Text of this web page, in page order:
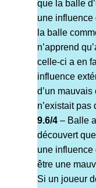
que la balle
une influence
la balle
n’apprend
celle-ci a en
influence
d’un
n’existait
9.6/4– Balle
découvert
une influence
être une
Si un joueur